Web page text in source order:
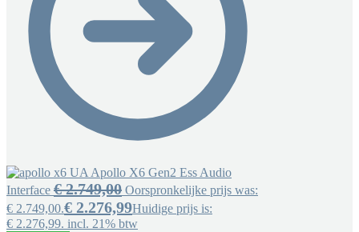
UA Apollo X6 Gen2 Ess Audio
Interface €2.749,00 Oorspronkelijke prijs was:
€ 2.749,00.€ 2.276,99Huidige prijs is:
€ 2.276,99. incl. 21% btw